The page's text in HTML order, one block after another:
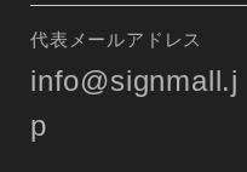
代表メールアドレス
info@signmall.j
p